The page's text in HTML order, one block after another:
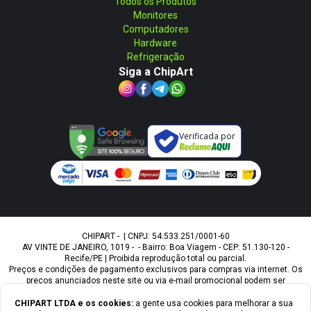
CHIPART LTDA e os cookies: a gente usa cookies para melhorar a sua
Monitores
Computadores
Hardware
Refrigeração
Siga a ChipArt
Verificada por
CHIPART - | CNPJ: 54.533.251/0001-60
AV VINTE DE JANEIRO, 1019 - - Bairro: Boa Viagem - CEP: 51.130-120 -
Recife/PE | Proibida reprodução total ou parcial.
Preços e condições de pagamento exclusivos para compras via internet. Os
preços anunciados neste site ou via e-mail promocional podem ser
descritivos. As fotos contidas nesta página são meramente ilustrativas do